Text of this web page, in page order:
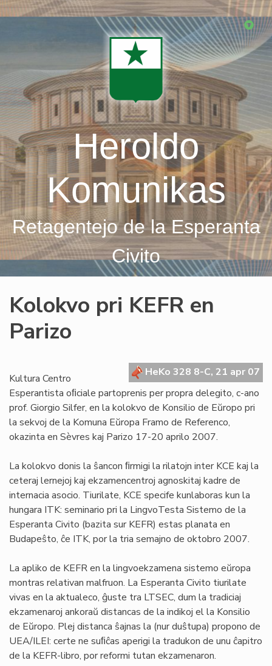
Skip
Heroldo
Komunikas
Retagentejo de la Esperanta
Civito
Kolokvo pri KEFR en
Parizo
HeKo 328 8-C, 21 apr 07
Kultura Centro
Esperantista oﬁciale partoprenis per propra delegito, c-ano
prof. Giorgio Silfer, en la kolokvo de Konsilio de Eŭropo pri
la sekvoj de la Komuna Eŭropa Framo de Referenco,
okazinta en Sèvres kaj Parizo 17-20 aprilo 2007.
La kolokvo donis la ŝancon ﬁrmigi la rilatojn inter KCE kaj la
ceteraj lernejoj kaj ekzamencentroj agnoskitaj kadre de
internacia asocio. Tiurilate, KCE specife kunlaboras kun la
hungara ITK: seminario pri la LingvoTesta Sistemo de la
Esperanta Civito (bazita sur KEFR) estas planata en
Budapeŝto, ĉe ITK, por la tria semajno de oktobro 2007.
La apliko de KEFR en la lingvoekzamena sistemo eŭropa
montras relativan malfruon. La Esperanta Civito tiurilate
vivas en la aktualeco, ĝuste tra LTSEC, dum la tradiciaj
ekzamenaroj ankoraŭ distancas de la indikoj el la Konsilio
de Eŭropo. Plej distanca ŝajnas la (nur duŝtupa) propono de
UEA/ILEI: certe ne suﬁĉas aperigi la tradukon de unu ĉapitro
de la KEFR-libro, por reformi tutan ekzamenaron.